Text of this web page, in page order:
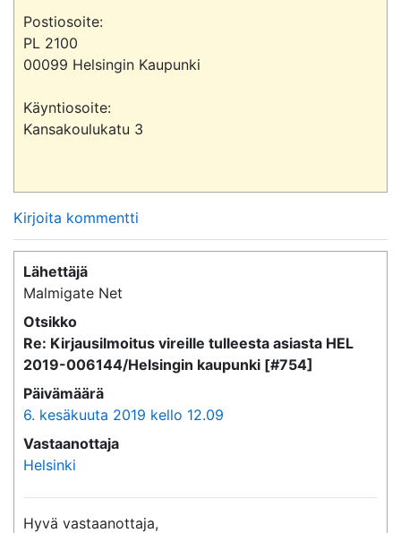
Postiosoite:
PL 2100
00099 Helsingin Kaupunki
Käyntiosoite:
Kansakoulukatu 3
Kirjoita kommentti
Lähettäjä
Malmigate Net
Otsikko
Re: Kirjausilmoitus vireille tulleesta asiasta HEL
2019-006144/Helsingin kaupunki [#754]
Päivämäärä
6. kesäkuuta 2019 kello 12.09
Vastaanottaja
Helsinki
Hyvä vastaanottaja,